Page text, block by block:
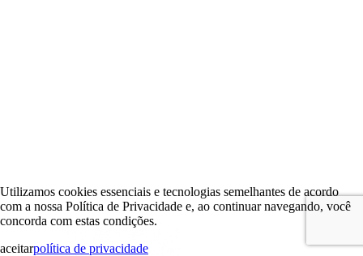
Utilizamos cookies essenciais e tecnologias semelhantes de acordo
com a nossa Política de Privacidade e, ao continuar navegando, você
concorda com estas condições.
aceitarpolítica de privacidade